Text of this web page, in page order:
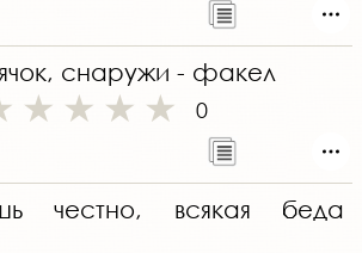
снаружи - факел
0
честно, всякая беда